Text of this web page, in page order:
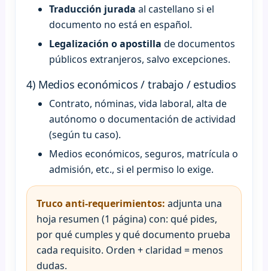
Traducción jurada al castellano si el
documento no está en español.
Legalización o apostilla de documentos
públicos extranjeros, salvo excepciones.
4) Medios económicos / trabajo / estudios
Contrato, nóminas, vida laboral, alta de
autónomo o documentación de actividad
(según tu caso).
Medios económicos, seguros, matrícula o
admisión, etc., si el permiso lo exige.
Truco anti-requerimientos: adjunta una
hoja resumen (1 página) con: qué pides,
por qué cumples y qué documento prueba
cada requisito. Orden + claridad = menos
dudas.